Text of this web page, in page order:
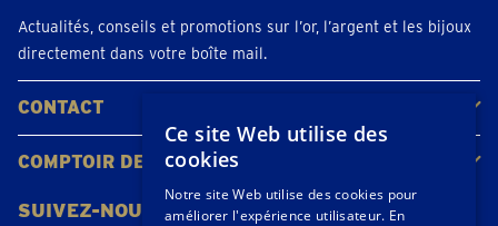
Actualités, conseils et promotions sur l’or, l’argent et les bijoux
directement dans votre boîte mail.
CONTACT
Contacter
Planifiez votre rendez-vous
Emplacements
COMPTOIR DE L'OR
SUIVEZ-NOUS
Ce site Web utilise des
cookies
Notre site Web utilise des cookies pour
améliorer l'expérience utilisateur. En